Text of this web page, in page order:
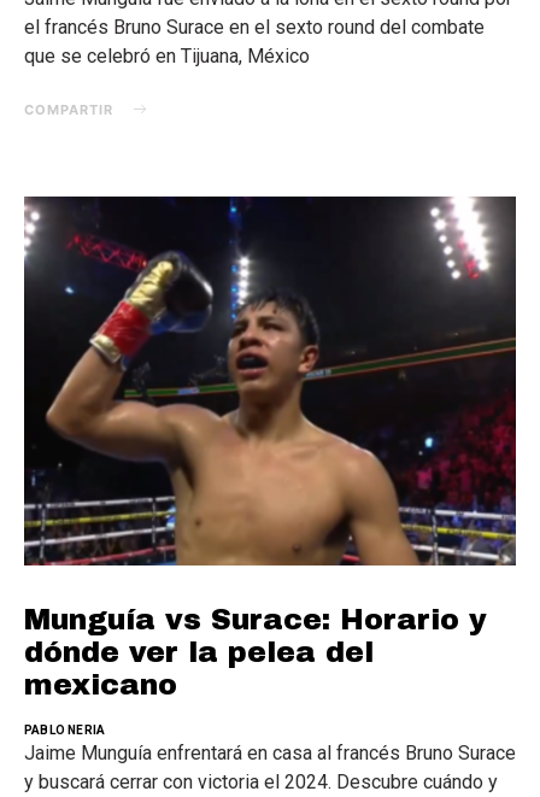
el francés Bruno Surace en el sexto round del combate
que se celebró en Tijuana, México
COMPARTIR
Munguía vs Surace: Horario y
dónde ver la pelea del
mexicano
PABLO NERIA
Jaime Munguía enfrentará en casa al francés Bruno Surace
y buscará cerrar con victoria el 2024. Descubre cuándo y